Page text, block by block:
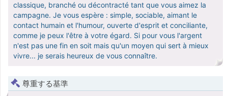
classique, branché ou décontracté tant que vous aimez la
campagne. Je vous espère : simple, sociable, aimant le
contact humain et l'humour, ouverte d'esprit et conciliante,
comme je peux l'être à votre égard. Si pour vous l'argent
n'est pas une fin en soit mais qu'un moyen qui sert à mieux
vivre... je serais heureux de vous connaître.
尊重する基準